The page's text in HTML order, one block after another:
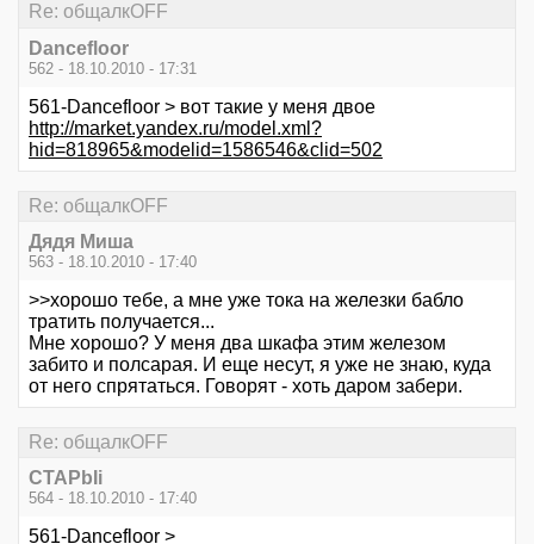
Re: общалкOFF
Dancefloor
562 - 18.10.2010 - 17:31
561-Dancefloor > вот такие у меня двое
http://market.yandex.ru/model.xml?
hid=818965&modelid=1586546&clid=502
Re: общалкOFF
Дядя Миша
563 - 18.10.2010 - 17:40
>>хорошо тебе, а мне уже тока на железки бабло
тратить получается...
Мне хорошо? У меня два шкафа этим железом
забито и полсарая. И еще несут, я уже не знаю, куда
от него спрятаться. Говорят - хоть даром забери.
Re: общалкOFF
CTAPbIi
564 - 18.10.2010 - 17:40
561-Dancefloor >